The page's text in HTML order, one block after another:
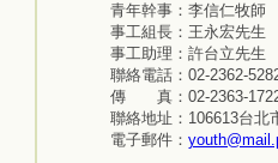
青年幹事：李信仁牧師
事工組長：王永宏先生
事工助理：許台立先生
聯絡電話：02-2362-
傳 真：02-2363-
聯絡地址：106613台北
電子郵件：